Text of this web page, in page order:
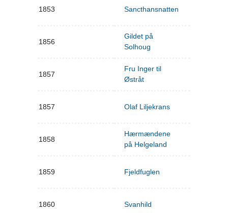
1853 Sancthansnatten
1856
Gildet på
Solhoug
1857
Fru Inger til
Østråt
1857 Olaf Liljekrans
1858
Hærmændene
på Helgeland
1859 Fjeldfuglen
1860 Svanhild